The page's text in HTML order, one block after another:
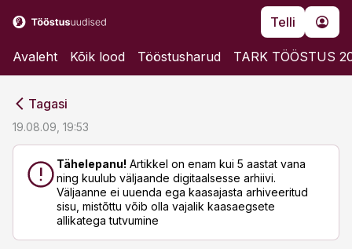
Telli
Avaleht Kõik lood Tööstusharud TARK TÖÖSTUS
Tagasi
19.08.09, 19:53
Tähelepanu! Artikkel on enam kui 5 aastat vana
ning kuulub väljaande digitaalsesse arhiivi.
Väljaanne ei uuenda ega kaasajasta arhiveeritud
sisu, mistõttu võib olla vajalik kaasaegsete
allikatega tutvumine